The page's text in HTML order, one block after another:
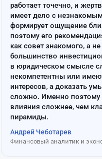
работает точечно, и
имеет дело с
формирует ощущение
поэтому его
как совет знакомого, а
большинство
в юридическом смысле
некомпетентны или
интересов, а доказать
сложно. Именно поэтому
влияния сложнее, чем
пирамиды.
Андрей Чеботарев
Финансовый аналитик и